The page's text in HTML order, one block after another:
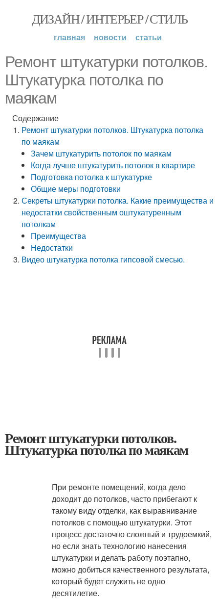
ДИЗАЙН / ИНТЕРЬЕР / СТИЛЬ
главная новости статьи
Ремонт штукатурки потолков.
Штукатурка потолка по
маякам
Содержание
Ремонт штукатурки потолков. Штукатурка потолка
по маякам
Зачем штукатурить потолок по маякам
Когда лучше штукатурить потолок в квартире
Подготовка потолка к штукатурке
Общие меры подготовки
Секреты штукатурки потолка. Какие преимущества и
недостатки свойственным оштукатуренным
потолкам
Преимущества
Недостатки
Видео штукатурка потолка гипсовой смесью.
Ремонт штукатурки потолков.
Штукатурка потолка по маякам
При ремонте помещений, когда дело
доходит до потолков, часто прибегают к
такому виду отделки, как выравнивание
потолков с помощью штукатурки. Этот
процесс достаточно сложный и трудоемкий,
но если знать технологию нанесения
штукатурки и делать работу поэтапно,
можно добиться качественного результата,
который будет служить не одно
десятилетие.